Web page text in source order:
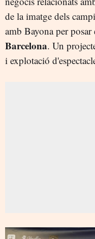
de la imatge dels
amb Bayona per posar
Barcelona. Un
i explotació